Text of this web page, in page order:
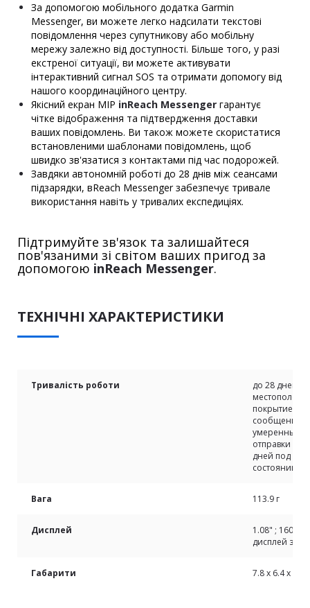
За допомогою мобільного додатка Garmin
Messenger, ви можете легко надсилати текстові
повідомлення через супутникову або мобільну
мережу залежно від доступності. Більше того, у разі
екстреної ситуації, ви можете активувати
інтерактивний сигнал SOS та отримати допомогу від
нашого координаційного центру.
Якісний екран MIP inReach Messenger гарантує
чітке відображення та підтвердження доставки
ваших повідомлень. Ви також можете скористатися
встановленими шаблонами повідомлень, щоб
швидко зв'язатися з контактами під час подорожей.
Завдяки автономній роботі до 28 днів між сеансами
підзарядки, вReach Messenger забезпечує тривале
використання навіть у тривалих експедиціях.
Підтримуйте зв'язок та залишайтеся
пов'язаними зі світом ваших пригод за
допомогою inReach Messenger.
ТЕХНІЧНІ ХАРАКТЕРИСТИКИ
Тривалість роботи
до 28 дней с
покрытием
сообщений
умеренным
отправки
дней под
состоянии
Вага 113.9 г
Дисплей
1.08" ; 160 x
дисплей з
Габарити 7.8 x 6.4 x 2.3